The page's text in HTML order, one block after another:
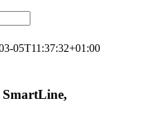
05T11:37:32+01:00